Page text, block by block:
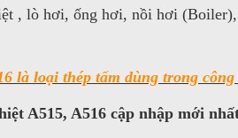
, lò hơi, ống hơi, nồi hơi
là loại thép tấm dùng trong
A515, A516 cập nhập mới